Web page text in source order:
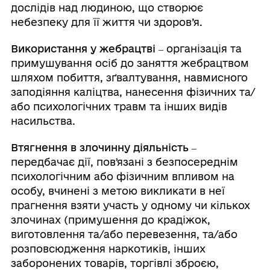
дослідів над людиною, що створює
небезпеку для її життя чи здоров’я.
Використання у жебрацтві ‒ організація та
примушування осіб до заняття жебрацтвом
шляхом побиття, зґвалтування, навмисного
заподіяння каліцтва, нанесення фізичних та/
або психологічних травм та інших видів
насильства.
Втягнення в злочинну діяльність‒
передбачає дії, повʼязані з безпосереднім
психологічним або фізичним впливом на
особу, вчинені з метою викликати в неї
прагнення взяти участь у одному чи кількох
злочинах (примушення до крадіжок,
виготовлення та/або перевезення, та/або
розповсюдження наркотиків, інших
заборонених товарів, торгівлі зброєю,